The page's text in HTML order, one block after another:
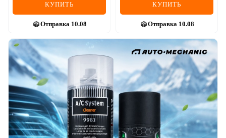
КУПИТЬ
Отправка 10.08
КУПИТЬ
Отправка 10.08